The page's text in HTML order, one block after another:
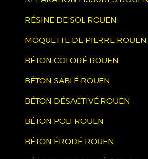
RÉSINE DE SOL ROUEN
MOQUETTE DE PIERRE ROUEN
BÉTON COLORÉ ROUEN
BÉTON SABLÉ ROUEN
BÉTON DÉSACTIVÉ ROUEN
BÉTON POLI ROUEN
BÉTON ÉRODÉ ROUEN